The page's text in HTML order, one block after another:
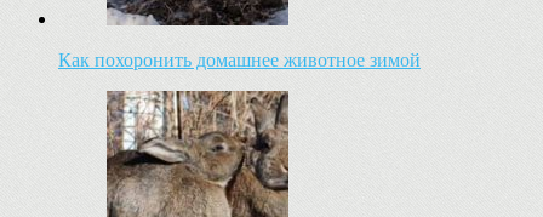
Как похоронить домашнее животное зимой